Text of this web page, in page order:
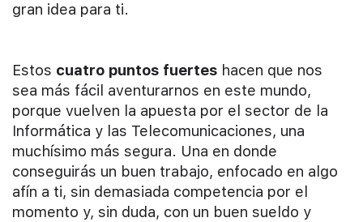
gran idea para ti.
Estos cuatro puntos fuertes hacen que nos
sea más fácil aventurarnos en este mundo,
porque vuelven la apuesta por el sector de la
Informática y las Telecomunicaciones, una
muchísimo más segura. Una en donde
conseguirás un buen trabajo, enfocado en algo
afín a ti, sin demasiada competencia por el
momento y, sin duda, con un buen sueldo y